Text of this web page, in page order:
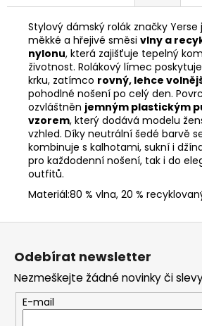
Stylový dámský rolák značky Yerse
měkké a hřejivé směsi vlny a
nylonu, která zajišťuje tepelný
životnost. Rolákový límec
krku, zatímco rovný, lehce
pohodlné nošení po celý den.
ozvláštněn jemným plastickým
vzorem, který dodává modelu
vzhled. Díky neutrální šedé barvě
kombinuje s kalhotami, sukní i
pro každodenní nošení, tak i do
outfitů.
Materiál:80 % vlna, 20 %
Z
Odebírat newsletter
Nezmeškejte žádné novinky či
E-mail